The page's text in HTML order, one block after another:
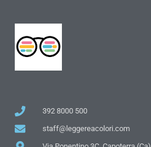
392 8000 500
staff@leggereacolori.com